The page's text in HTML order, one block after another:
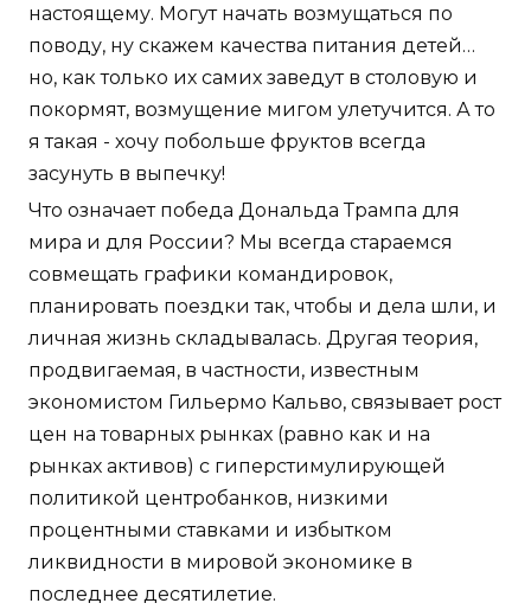
настоящему. Могут начать возмущаться по
поводу, ну скажем качества питания детей…
но, как только их самих заведут в столовую и
покормят, возмущение мигом улетучится. А то
я такая - хочу побольше фруктов всегда
засунуть в выпечку!
Что означает победа Дональда Трампа для
мира и для России? Мы всегда стараемся
совмещать графики командировок,
планировать поездки так, чтобы и дела шли, и
личная жизнь складывалась. Другая теория,
продвигаемая, в частности, известным
экономистом Гильермо Кальво, связывает рост
цен на товарных рынках (равно как и на
рынках активов) с гиперстимулирующей
политикой центробанков, низкими
процентными ставками и избытком
ликвидности в мировой экономике в
последнее десятилетие.